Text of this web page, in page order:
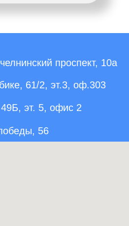
проспект, 10а
61/2, эт.3, оф.303
эт. 5, офис 2
56